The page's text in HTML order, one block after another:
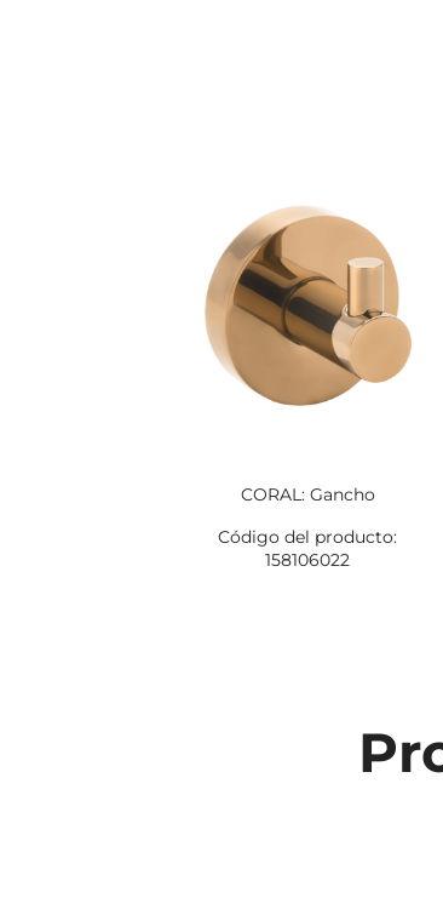
CORAL: Gancho
Código del producto:
158106022